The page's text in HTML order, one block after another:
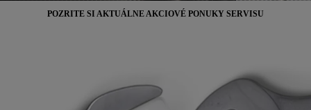
POZRITE SI AKTUÁLNE AKCIOVÉ PONUKY SERVISU